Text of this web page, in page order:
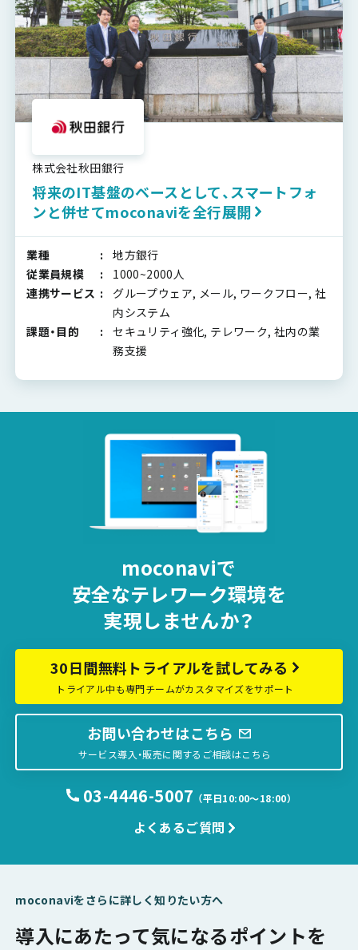
株式会社秋田銀行
将来のIT基盤のベースとして、スマートフォ
ンと併せてmoconaviを全行展開
業種
地方銀行
従業員規模
1000~2000人
連携サービス
グループウェア, メール, ワークフロー, 社
内システム
課題・目的
セキュリティ強化, テレワーク, 社内の業
務支援
moconaviで
安全なテレワーク環境を
実現しませんか？
30日間無料トライアルを試してみる
トライアル中も専門チームがカスタマイズをサポート
お問い合わせはこちら
サービス導入・販売に関するご相談はこちら
03-4446-5007 （平日10:00〜18:00）
よくあるご質問
moconaviをさらに詳しく知りたい方へ
導入にあたって気になるポイントを